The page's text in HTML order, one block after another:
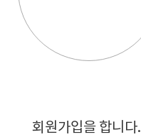
회원가입을 합니다.